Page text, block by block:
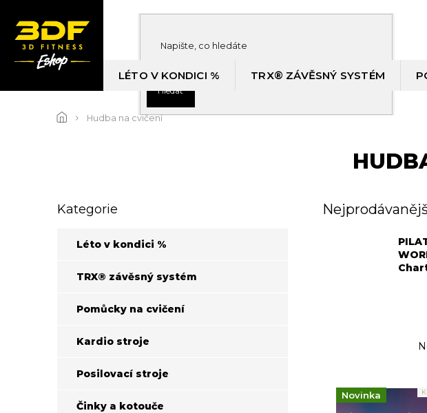
obsah
Hledat
LÉTO V KONDICI % TRX® ZÁVĚSNÝ SYSTÉM
Hudba na cvičení
o
Přeskočit
Kategorie
Léto v kondici %
TRX® závěsný systém
Pomůcky na cvičení
Kardio stroje
Posilovací stroje
Činky a kotouče
Ř
e
n
Novinka